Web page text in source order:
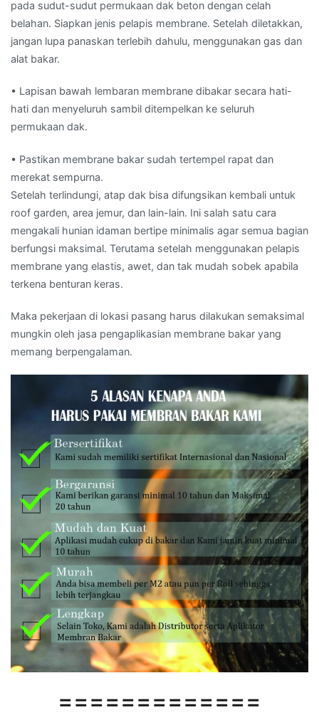
pada sudut-sudut permukaan dak beton dengan celah
belahan. Siapkan jenis pelapis membrane. Setelah diletakkan,
jangan lupa panaskan terlebih dahulu, menggunakan gas dan
alat bakar.
• Lapisan bawah lembaran membrane dibakar secara hati-
hati dan menyeluruh sambil ditempelkan ke seluruh
permukaan dak.
• Pastikan membrane bakar sudah tertempel rapat dan
merekat sempurna.
Setelah terlindungi, atap dak bisa difungsikan kembali untuk
roof garden, area jemur, dan lain-lain. Ini salah satu cara
mengakali hunian idaman bertipe minimalis agar semua bagian
berfungsi maksimal. Terutama setelah menggunakan pelapis
membrane yang elastis, awet, dan tak mudah sobek apabila
terkena benturan keras.
Maka pekerjaan di lokasi pasang harus dilakukan semaksimal
mungkin oleh jasa pengaplikasian membrane bakar yang
memang berpengalaman.
=============